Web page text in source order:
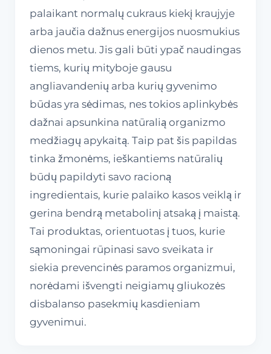
palaikant normalų cukraus kiekį kraujyje
arba jaučia dažnus energijos nuosmukius
dienos metu. Jis gali būti ypač naudingas
tiems, kurių mityboje gausu
angliavandenių arba kurių gyvenimo
būdas yra sėdimas, nes tokios aplinkybės
dažnai apsunkina natūralią organizmo
medžiagų apykaitą. Taip pat šis papildas
tinka žmonėms, ieškantiems natūralių
būdų papildyti savo racioną
ingredientais, kurie palaiko kasos veiklą ir
gerina bendrą metabolinį atsaką į maistą.
Tai produktas, orientuotas į tuos, kurie
sąmoningai rūpinasi savo sveikata ir
siekia prevencinės paramos organizmui,
norėdami išvengti neigiamų gliukozės
disbalanso pasekmių kasdieniam
gyvenimui.